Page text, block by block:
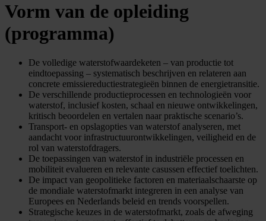
Vorm van de opleiding
(programma)
De volledige waterstofwaardeketen – van productie tot
eindtoepassing – systematisch beschrijven en relateren aan
concrete emissiereductiestrategieën binnen de energietransitie.
De verschillende productieprocessen en technologieën voor
waterstof, inclusief kosten, schaal en nieuwe ontwikkelingen,
kritisch beoordelen en vertalen naar praktische scenario’s.
Transport- en opslagopties van waterstof analyseren, met
aandacht voor infrastructuurontwikkelingen, veiligheid en de
rol van waterstofdragers.
De toepassingen van waterstof in industriële processen en
mobiliteit evalueren en relevante casussen effectief toelichten.
De impact van geopolitieke factoren en materiaalschaarste op
de mondiale waterstofmarkt integreren in een analyse van
Europees en Nederlands beleid en trends voorspellen.
Strategische keuzes in de waterstofmarkt, zoals de afweging